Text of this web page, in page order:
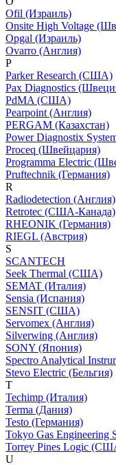
Ofil (Израиль)
Onsite High Voltage
Opgal (Израиль)
Ovarro (Англия)
P
Parker Research (США)
Pax Diagnostics
PdMA (США)
Pearpoint (Англия)
PERGAM (Казахстан)
Power Diagnostix
Proceq (Швейцария)
Programma Electric
Pruftechnik (Германия)
R
Radiodetection (Англия)
Retrotec (США-Канада)
RHEONIK (Германия)
RIEGL (Австрия)
S
SCANTECH
Seek Thermal (США)
SEMAT (Италия)
Sensia (Испания)
SENSIT (США)
Servomex (Англия)
Silverwing (Англия)
SONY (Япония)
Spectro Analytical
Stevo Electric (Бельгия)
T
Techimp (Италия)
Terma (Дания)
Testo (Германия)
Tokyo Gas Engineering
Torrey Pines Logic
U